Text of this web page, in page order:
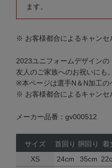
ます。
※ お客様都合によるキャンセ
2023ユニフォームデザイン
友人のご家族へのお祝いにも。
※本ページは選手N＆N加工の
※ お客様都合によるキャンセ
メーカー品番：gv000512
サイズ 首回り 胴回り 着
XS
24cm 35cm